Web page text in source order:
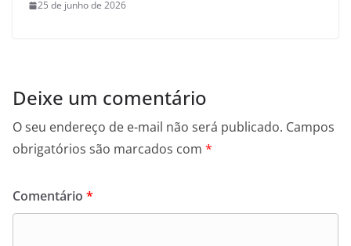
25 de junho de 2026
Deixe um comentário
O seu endereço de e-mail não será publicado. Campos
obrigatórios são marcados com *
Comentário *